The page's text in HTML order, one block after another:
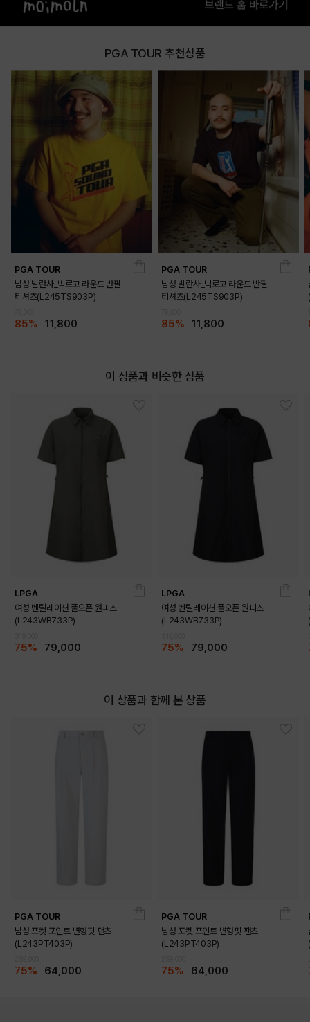
DETAILS
PGA TOUR 추천상품
PGA TOUR
남성 발란사_빅로고 라운드 반팔
티셔츠(L245TS903P)
85% 11,800
PGA TOUR
남성 발란사_빅로고 라운드 반팔
티셔츠(L245TS903P)
85% 11,800
이 상품과 비슷한 상품
LPGA
여성 벤틸레이션 풀오픈 원피스
(L243WB733P)
75% 79,000
LPGA
여성 벤틸레이션 풀오픈 원피스
(L243WB733P)
75% 79,000
이 상품과 함께 본 상품
PGA TOUR
남성 포켓 포인트 변형핏 팬츠
(L243PT403P)
75% 64,000
PGA TOUR
남성 포켓 포인트 변형핏 팬츠
(L243PT403P)
75% 64,000